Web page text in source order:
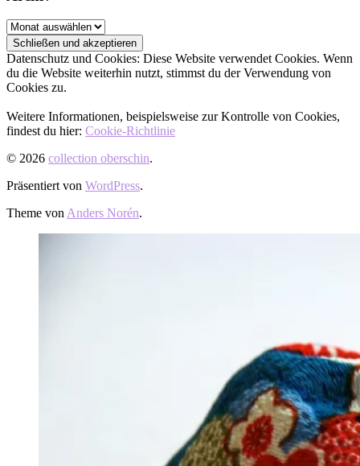
Archiv
Datenschutz und Cookies: Diese Website verwendet Cookies. Wenn
du die Website weiterhin nutzt, stimmst du der Verwendung von
Cookies zu.
Weitere Informationen, beispielsweise zur Kontrolle von Cookies,
findest du hier: Cookie-Richtlinie
© 2026 collection oberschin.
Präsentiert von WordPress.
Theme vonAnders Norén.